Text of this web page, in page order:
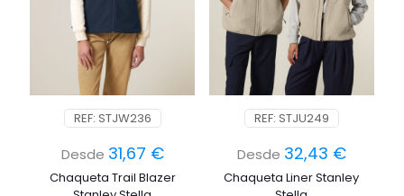
REF: STJW236
Desde 31,67 €
Chaqueta Trail Blazer
REF: STJU249
Desde 32,43 €
Chaqueta Liner Stanley